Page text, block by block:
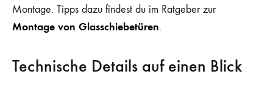
Montage. Tipps dazu findest du im Ratgeber zur
Montage von Glasschiebetüren.
Technische Details auf einen Blick